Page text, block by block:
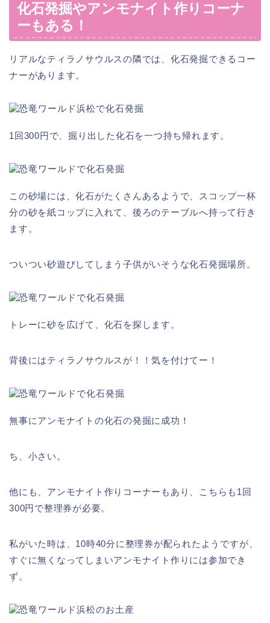
化石発掘やアンモナイト作りコーナ
ーもある！
リアルなティラノサウルスの隣では、化石発掘できるコー
ナーがあります。
1回300円で、掘り出した化石を一つ持ち帰れます。
この砂場には、化石がたくさんあるようで、スコップ一杯
分の砂を紙コップに入れて、後ろのテーブルへ持って行き
ます。
ついつい砂遊びしてしまう子供がいそうな化石発掘場所。
トレーに砂を広げて、化石を探します。
背後にはティラノサウルスが！！気を付けてー！
無事にアンモナイトの化石の発掘に成功！
ち、小さい。
他にも、アンモナイト作りコーナーもあり、こちらも1回
300円で整理券が必要。
私がいた時は、10時40分に整理券が配られたようですが、
すぐに無くなってしまいアンモナイト作りには参加でき
ず。